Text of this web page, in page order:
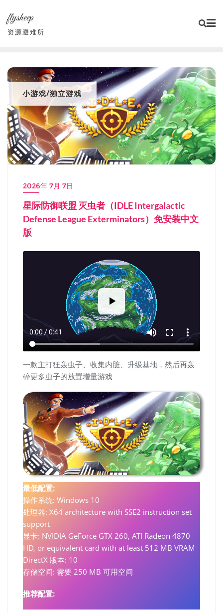
content
flysheep
资源避难所
小游戏/独立游戏
2026年 7月 7日
星际防御联盟 灭虫者（IDLE Intergalactic
Defense League Exterminators）免安装中文
版
0:00 / 0:41 volume_up fullscreen more_vert
一款主打狂轰虫子、收集内脏、升级基地，然后再轰
碎更多虫子的放置增量游戏
最低配置:
操作系统: Windows 10
处理器: X64 architecture with SSE2 instruction set
support
显卡: NVIDIA GeForce GTX 260, ATI Radeon 4870
HD, or equivalent card with at least 512 MB VRAM
DirectX 版本: 10
存储空间: 需要 250 MB 可用空间
推荐配置: